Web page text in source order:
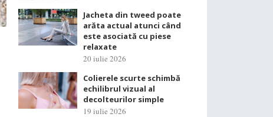
Jacheta din tweed poate
arăta actual atunci când
este asociată cu piese
relaxate
20 iulie 2026
Colierele scurte schimbă
echilibrul vizual al
decolteurilor simple
19 iulie 2026